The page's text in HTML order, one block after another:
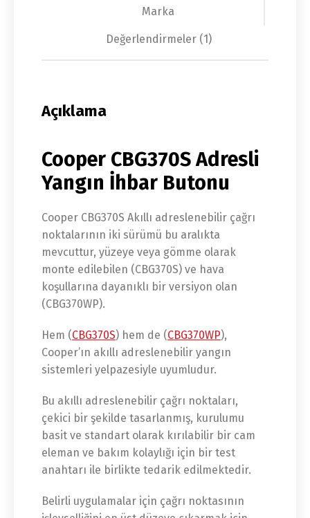
Marka
Değerlendirmeler (1)
Açıklama
Cooper CBG370S Adresli
Yangın İhbar Butonu
Cooper CBG370S Akıllı adreslenebilir çağrı
noktalarının iki sürümü bu aralıkta
mevcuttur, yüzeye veya gömme olarak
monte edilebilen (CBG370S) ve hava
koşullarına dayanıklı bir versiyon olan
(CBG370WP).
Hem (CBG370S) hem de (CBG370WP),
Cooper’ın akıllı adreslenebilir yangın
sistemleri yelpazesiyle uyumludur.
Bu akıllı adreslenebilir çağrı noktaları,
çekici bir şekilde tasarlanmış, kurulumu
basit ve standart olarak kırılabilir bir cam
eleman ve bakım kolaylığı için bir test
anahtarı ile birlikte tedarik edilmektedir.
Belirli uygulamalar için çağrı noktasının